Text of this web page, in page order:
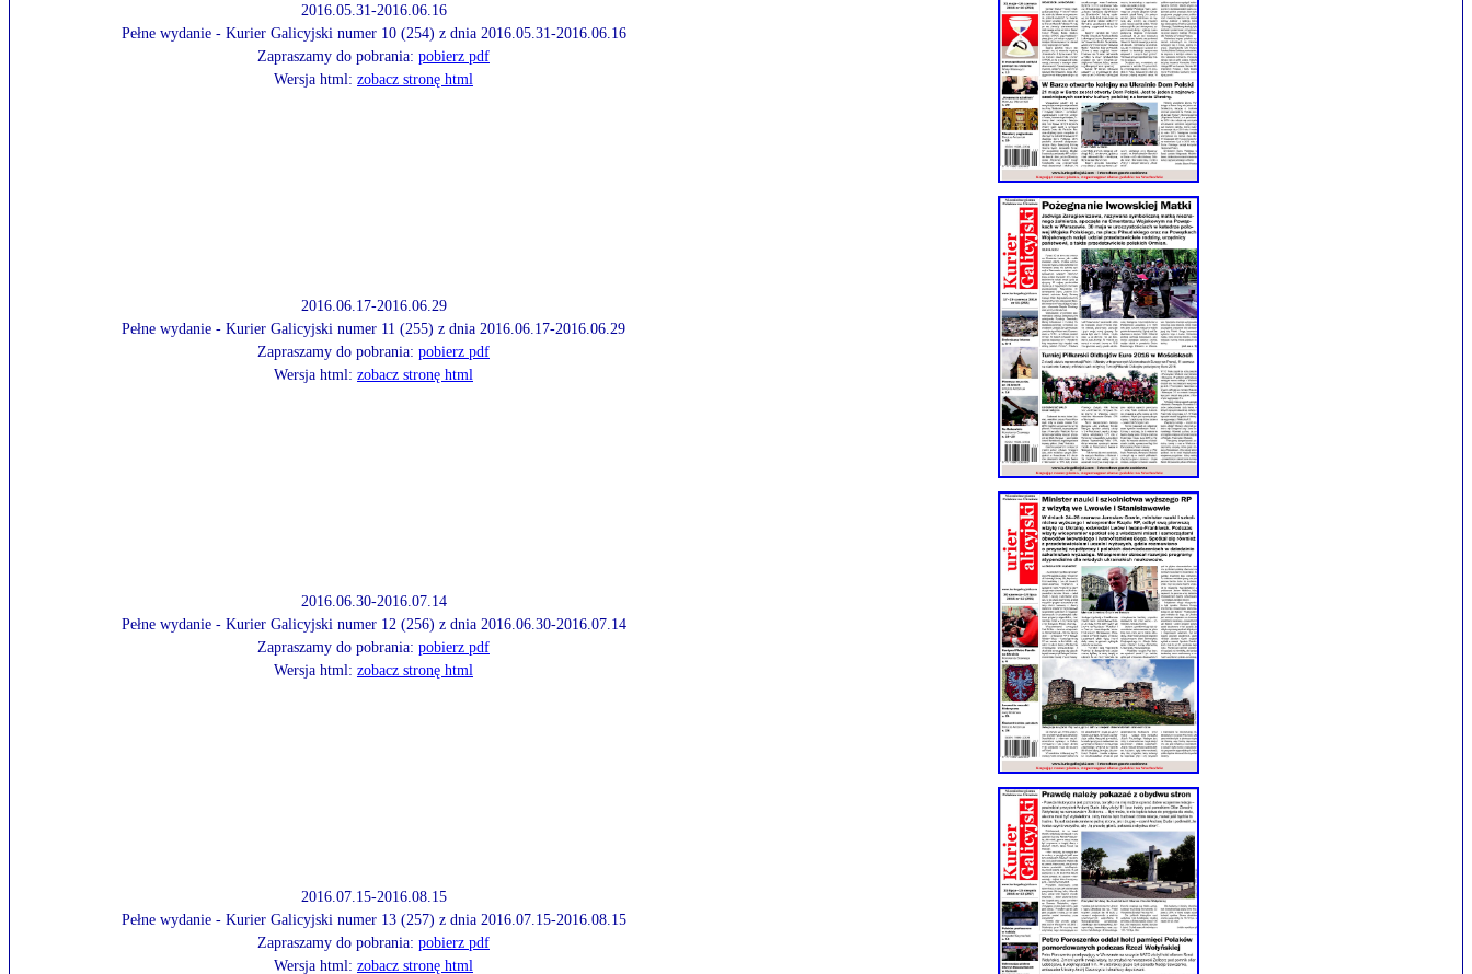
2016.05.31-2016.06.16
Pełne wydanie - Kurier Galicyjski numer 10 (254) z dnia 2016.05.31-2016.06.16
Zapraszamy do pobrania: pobierz pdf
Wersja html: zobacz stronę html
2016.06.17-2016.06.29
Pełne wydanie - Kurier Galicyjski numer 11 (255) z dnia 2016.06.17-2016.06.29
Zapraszamy do pobrania: pobierz pdf
Wersja html: zobacz stronę html
2016.06.30-2016.07.14
Pełne wydanie - Kurier Galicyjski numer 12 (256) z dnia 2016.06.30-2016.07.14
Zapraszamy do pobrania: pobierz pdf
Wersja html: zobacz stronę html
2016.07.15-2016.08.15
Pełne wydanie - Kurier Galicyjski numer 13 (257) z dnia 2016.07.15-2016.08.15
Zapraszamy do pobrania: pobierz pdf
Wersja html: zobacz stronę html